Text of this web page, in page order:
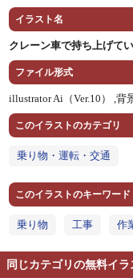
イラスト名
クレーン車で持ち上げて
ファイル形式
illustrator Ai（Ver.10） ,背
このイラストのカテゴリ
乗り物・運転・交通
このイラストのキーワード
乗り物 工事 作
同じカテゴリの無料イラ